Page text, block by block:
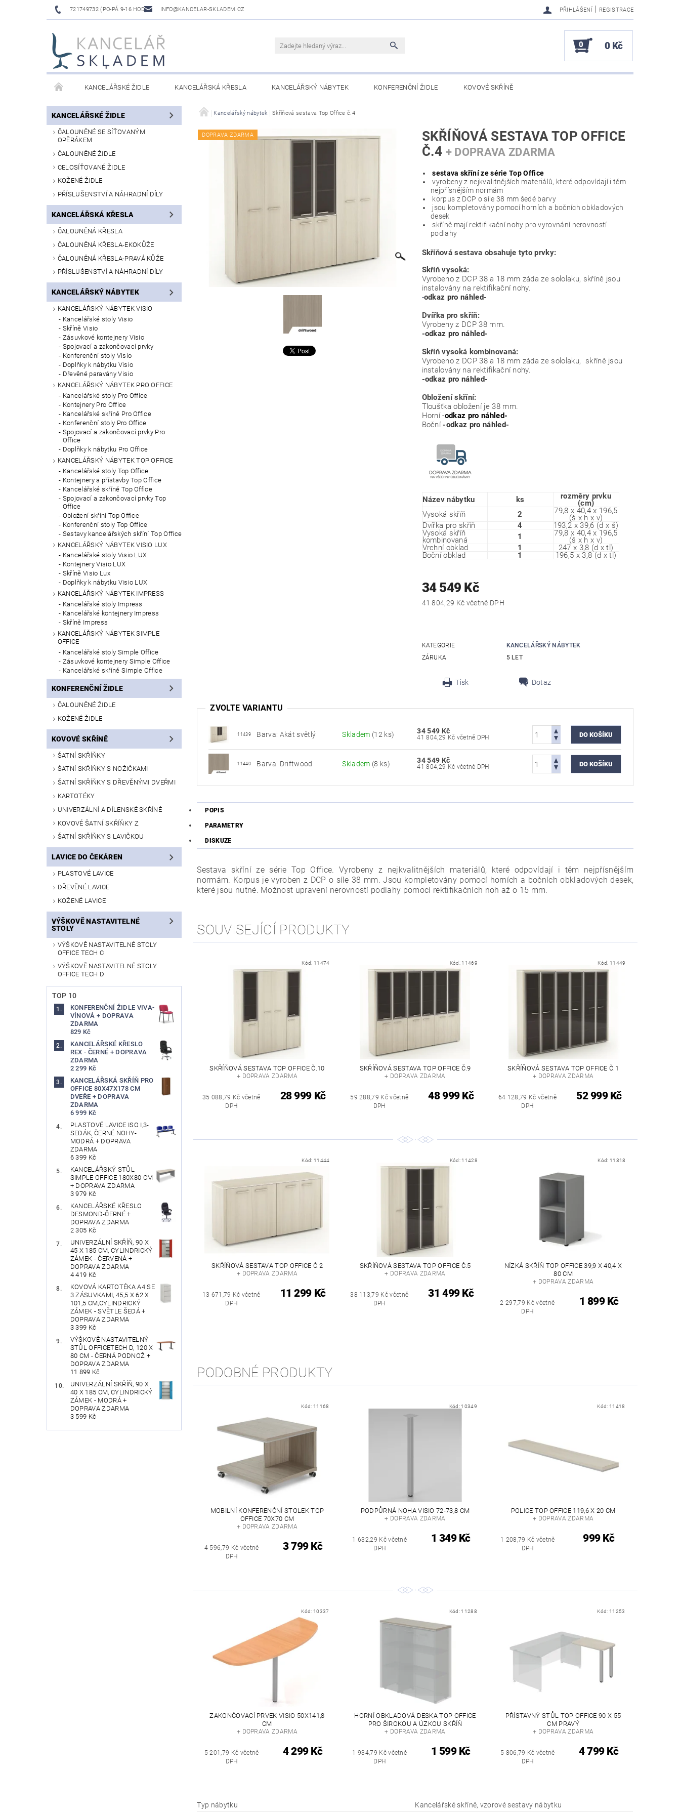
721749732 (PO-PÁ 9-16 HOD) INFO@KANCELAR-SKLADEM.CZ PŘIHLÁŠENÍ | REGISTRACE
0 0 Kč
KANCELÁŘSKÉ ŽIDLE KANCELÁŘSKÁ KŘESLA KANCELÁŘSKÝ NÁBYTEK KONFERENČNÍ ŽIDLE KOVOVÉ SKŘÍNĚ
LAVICE DO ČEKÁREN VÝŠKOVĚ NASTAVITELNÉ STOLY OBCHODNÍ PODMÍNKY
KANCELÁŘSKÉ ŽIDLE
ČALOUNĚNÉ SE SÍŤOVANÝM
OPĚRÁKEM
ČALOUNĚNÉ ŽIDLE
CELOSÍŤOVANÉ ŽIDLE
KOŽENÉ ŽIDLE
PŘÍSLUŠENSTVÍ A NÁHRADNÍ DÍLY
KANCELÁŘSKÁ KŘESLA
ČALOUNĚNÁ KŘESLA
ČALOUNĚNÁ KŘESLA-EKOKŮŽE
ČALOUNĚNÁ KŘESLA-PRAVÁ KŮŽE
PŘÍSLUŠENSTVÍ A NÁHRADNÍ DÍLY
KANCELÁŘSKÝ NÁBYTEK
KANCELÁŘSKÝ NÁBYTEK VISIO
Kancelářské stoly Visio
Skříně Visio
Zásuvkové kontejnery Visio
Spojovací a zakončovací prvky
Konferenční stoly Visio
Doplňky k nábytku Visio
Dřevěné paravány Visio
KANCELÁŘSKÝ NÁBYTEK PRO OFFICE
Kancelářské stoly Pro Office
Kontejnery Pro Office
Kancelářské skříně Pro Office
Konferenční stoly Pro Office
Spojovací a zakončovací prvky Pro
Office
Doplňky k nábytku Pro Office
KANCELÁŘSKÝ NÁBYTEK TOP OFFICE
Kancelářské stoly Top Office
Kontejnery a přístavby Top Office
Kancelářské skříně Top Office
Spojovací a zakončovací prvky Top
Office
Obložení skříní Top Office
Konferenční stoly Top Office
Sestavy kancelářských skříní Top Office
KANCELÁŘSKÝ NÁBYTEK VISIO LUX
Kancelářské stoly Visio LUX
Kontejnery Visio LUX
Skříně Visio Lux
Doplňky k nábytku Visio LUX
KANCELÁŘSKÝ NÁBYTEK IMPRESS
Kancelářské stoly Impress
Kancelářské kontejnery Impress
Skříně Impress
KANCELÁŘSKÝ NÁBYTEK SIMPLE
OFFICE
Kancelářské stoly Simple Office
Zásuvkové kontejnery Simple Office
Kancelářské skříně Simple Office
KONFERENČNÍ ŽIDLE
ČALOUNĚNÉ ŽIDLE
KOŽENÉ ŽIDLE
KOVOVÉ SKŘÍNĚ
ŠATNÍ SKŘÍŇKY
ŠATNÍ SKŘÍŇKY S NOŽIČKAMI
ŠATNÍ SKŘÍŇKY S DŘEVĚNÝMI DVEŘMI
KARTOTÉKY
UNIVERZÁLNÍ A DÍLENSKÉ SKŘÍNĚ
KOVOVÉ ŠATNÍ SKŘÍŇKY Z
ŠATNÍ SKŘÍŇKY S LAVIČKOU
LAVICE DO ČEKÁREN
PLASTOVÉ LAVICE
DŘEVĚNÉ LAVICE
KOŽENÉ LAVICE
VÝŠKOVĚ NASTAVITELNÉ
STOLY
VÝŠKOVĚ NASTAVITELNÉ STOLY
OFFICE TECH C
VÝŠKOVĚ NASTAVITELNÉ STOLY
OFFICE TECH D
TOP 10
KONFERENČNÍ ŽIDLE VIVA-
VÍNOVÁ + DOPRAVA
ZDARMA
829 Kč
KANCELÁŘSKÉ KŘESLO
REX - ČERNÉ + DOPRAVA
ZDARMA
2 299 Kč
KANCELÁŘSKÁ SKŘÍŇ PRO
OFFICE 80X47X178 CM
DVEŘE + DOPRAVA
ZDARMA
6 999 Kč
PLASTOVÉ LAVICE ISO I,3-
SEDÁK, ČERNÉ NOHY-
MODRÁ + DOPRAVA
ZDARMA
6 399 Kč
KANCELÁŘSKÝ STŮL
SIMPLE OFFICE 180X80 CM
+ DOPRAVA ZDARMA
3 979 Kč
KANCELÁŘSKÉ KŘESLO
DESMOND-ČERNÉ +
DOPRAVA ZDARMA
2 305 Kč
UNIVERZÁLNÍ SKŘÍŇ, 90 X
45 X 185 CM, CYLINDRICKÝ
ZÁMEK - ČERVENÁ +
DOPRAVA ZDARMA
4 419 Kč
KOVOVÁ KARTOTÉKA A4 SE
3 ZÁSUVKAMI, 45,5 X 62 X
101,5 CM,CYLINDRICKÝ
ZÁMEK - SVĚTLE ŠEDÁ +
DOPRAVA ZDARMA
3 399 Kč
VÝŠKOVĚ NASTAVITELNÝ
STŮL OFFICETECH D, 120 X
80 CM - ČERNÁ PODNOŽ +
DOPRAVA ZDARMA
11 899 Kč
UNIVERZÁLNÍ SKŘÍŇ, 90 X
40 X 185 CM, CYLINDRICKÝ
ZÁMEK - MODRÁ +
DOPRAVA ZDARMA
3 599 Kč
Kancelářský nábytek Skříňová sestava Top Office č.4
DOPRAVA ZDARMA
SKŘÍŇOVÁ SESTAVA TOP OFFICE
Č.4 + DOPRAVA ZDARMA
sestava skříní ze série Top Office
vyrobeny z nejkvalitnějších materiálů, které odpovídají i těm
nejpřísnějším normám
korpus z DCP o síle 38 mm šedé barvy
jsou kompletovány pomocí horních a bočních obkladových
desek
skříně mají rektifikační nohy pro vyrovnání nerovností
podlahy
Skříňová sestava obsahuje tyto prvky:
Skříň vysoká:
Vyrobeno z DCP 38 a 18 mm záda ze sololaku, skříně jsou
instalovány na rektifikační nohy.
-odkaz pro náhled-
Dvířka pro skříň:
Vyrobeny z DCP 38 mm.
-odkaz pro náhled-
Skříň vysoká kombinovaná:
Vyrobeno z DCP 38 a 18 mm záda ze sololaku, skříně jsou
instalovány na rektifikační nohy.
-odkaz pro náhled-
Obložení skříní:
Tloušťka obložení je 38 mm.
Horní-odkaz pro náhled-
Boční-odkaz pro náhled-
Název nábytku ks rozměry prvku
(cm)
Vysoká skříň
2 79,8 x 40,4 x 196,5
(š x h x v)
Dvířka pro skříň
4
193,2 x 39,6 (d x š)
Vysoká skříň
kombinovaná 1 79,8 x 40,4 x 196,5
(š x h x v)
Vrchní obklad
1
247 x 3,8 (d x tl)
Boční obklad
1 196,5 x 3,8 (d x tl)
34 549 Kč
41 804,29 Kč včetně DPH
KATEGORIE
KANCELÁŘSKÝ NÁBYTEK
ZÁRUKA
5 LET
Tisk Dotaz
ZVOLTE VARIANTU
11439 Barva: Akát světlý Skladem (12 ks) 34 549 Kč
41 804,29 Kč včetně DPH
11440 Barva: Driftwood Skladem (8 ks) 34 549 Kč
41 804,29 Kč včetně DPH
POPIS
PARAMETRY
DISKUZE
Sestava skříní ze série Top Office. Vyrobeny z nejkvalitnějších materiálů, které odpovídají i těm nejpřísnějším
normám. Korpus je vyroben z DCP o síle 38 mm. Jsou kompletovány pomocí horních a bočních obkladových desek,
které jsou nutné. Možnost upravení nerovností podlahy pomocí rektifikačních noh až o 15 mm.
SOUVISEJÍCÍ PRODUKTY
Kód: 11474
SKŘÍŇOVÁ SESTAVA TOP OFFICE Č.10
+ DOPRAVA ZDARMA
35 088,79 Kč včetně
DPH
28 999 Kč
Kód: 11469
SKŘÍŇOVÁ SESTAVA TOP OFFICE Č.9
+ DOPRAVA ZDARMA
59 288,79 Kč včetně
DPH
48 999 Kč
Kód: 11449
SKŘÍŇOVÁ SESTAVA TOP OFFICE Č.1
+ DOPRAVA ZDARMA
64 128,79 Kč včetně
DPH
52 999 Kč
Kód: 11444
SKŘÍŇOVÁ SESTAVA TOP OFFICE Č.2
+ DOPRAVA ZDARMA
13 671,79 Kč včetně
DPH
11 299 Kč
Kód: 11428
SKŘÍŇOVÁ SESTAVA TOP OFFICE Č.5
+ DOPRAVA ZDARMA
38 113,79 Kč včetně
DPH
31 499 Kč
Kód: 11318
NÍZKÁ SKŘÍŇ TOP OFFICE 39,9 X 40,4 X
80 CM
+ DOPRAVA ZDARMA
2 297,79 Kč včetně
DPH
1 899 Kč
PODOBNÉ PRODUKTY
Kód: 11168
MOBILNÍ KONFERENČNÍ STOLEK TOP
OFFICE 70X70 CM
+ DOPRAVA ZDARMA
4 596,79 Kč včetně
DPH
3 799 Kč
Kód: 10349
PODPŮRNÁ NOHA VISIO 72-73,8 CM
+ DOPRAVA ZDARMA
1 632,29 Kč včetně
DPH
1 349 Kč
Kód: 11418
POLICE TOP OFFICE 119,6 X 20 CM
+ DOPRAVA ZDARMA
1 208,79 Kč včetně
DPH
999 Kč
Kód: 10337
ZAKONČOVACÍ PRVEK VISIO 50X141,8
CM
+ DOPRAVA ZDARMA
5 201,79 Kč včetně
DPH
4 299 Kč
Kód: 11288
HORNÍ OBKLADOVÁ DESKA TOP OFFICE
PRO ŠIROKOU A ÚZKOU SKŘÍŇ
+ DOPRAVA ZDARMA
1 934,79 Kč včetně
DPH
1 599 Kč
Kód: 11253
PŘÍSTAVNÝ STŮL TOP OFFICE 90 X 55
CM PRAVÝ
+ DOPRAVA ZDARMA
5 806,79 Kč včetně
DPH
4 799 Kč
Typ nábytku Kancelářské skříně, vzorové sestavy nábytku